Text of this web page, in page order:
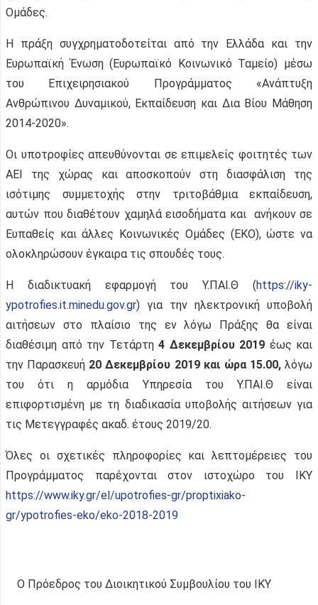
Ομάδες.
Η πράξη συγχρηματοδοτείται από την Ελλάδα και την
Ευρωπαϊκή Ένωση (Ευρωπαϊκό Κοινωνικό Ταμείο) μέσω
του Επιχειρησιακού Προγράμματος «Ανάπτυξη
Ανθρώπινου Δυναμικού, Εκπαίδευση και Δια Βίου Μάθηση
2014-2020».
Οι υποτροφίες απευθύνονται σε επιμελείς φοιτητές των
ΑΕΙ της χώρας και αποσκοπούν στη διασφάλιση της
ισότιμης συμμετοχής στην τριτοβάθμια εκπαίδευση,
αυτών που διαθέτουν χαμηλά εισοδήματα και ανήκουν σε
Ευπαθείς και άλλες Κοινωνικές Ομάδες (ΕΚΟ), ώστε να
ολοκληρώσουν έγκαιρα τις σπουδές τους.
Η διαδικτυακή εφαρμογή του Υ.ΠΑΙ.Θ (https://iky-
ypotrofies.it.minedu.gov.gr) για την ηλεκτρονική υποβολή
αιτήσεων στο πλαίσιο της εν λόγω Πράξης θα είναι
διαθέσιμη από την Τετάρτη 4 Δεκεμβρίου 2019 έως και
την Παρασκευή 20 Δεκεμβρίου 2019 και ώρα 15.00, λόγω
του ότι η αρμόδια Υπηρεσία του Υ.ΠΑΙ.Θ είναι
επιφορτισμένη με τη διαδικασία υποβολής αιτήσεων για
τις Μετεγγραφές ακαδ. έτους 2019/20.
Όλες οι σχετικές πληροφορίες και λεπτομέρειες του
Προγράμματος παρέχονται στον ιστoχώρο του ΙΚΥ
https://www.iky.gr/el/upotrofies-gr/proptixiako-
gr/ypotrofies-eko/eko-2018-2019
Ο Πρόεδρος του Διοικητικού Συμβουλίου του ΙΚΥ